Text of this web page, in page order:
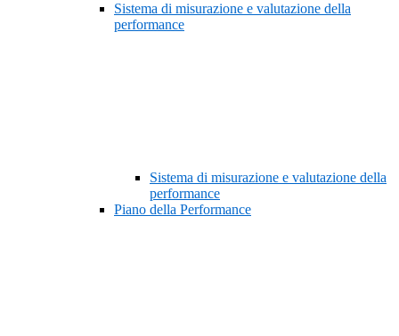
Sistema di misurazione e valutazione della
performance
Sistema di misurazione e valutazione della
performance
Piano della Performance